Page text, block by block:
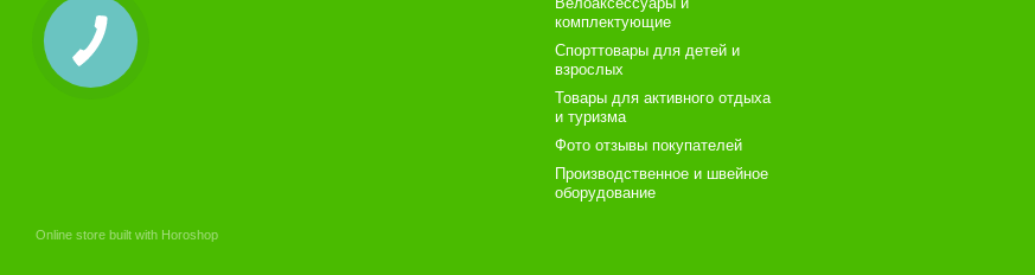
Online store built with Horoshop
комплектующие
Спорттовары для детей и
взрослых
Товары для активного отдыха
и туризма
Фото отзывы покупателей
Производственное и швейное
оборудование